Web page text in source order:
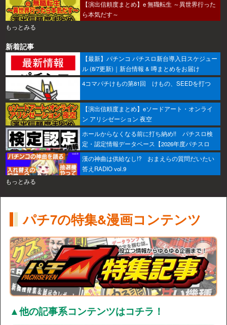
【演出信頼度まとめ】e 無職転生 ～異世界行った
ら本気だす～
もっとみる
新着記事
【最新】パチンコ パチスロ新台導入日スケジュー
ル (8/7更新)｜新台情報 & 噂まとめをお届け
4コマパチけもの第81回 けもの、SEEDを打つ
【演出信頼度まとめ】eソードアート・オンライ
ン アリシゼーション 夜空
ホールからなくなる前に打ち納め!! パチスロ検
定・認定情報データベース【2026年度パチスロ
版】
漢の神曲は供給なし!? おまえらの質問だいたい
答えRADIO vol.9
もっとみる
パチ7の特集&漫画コンテンツ
▲他の記事系コンテンツはコチラ！